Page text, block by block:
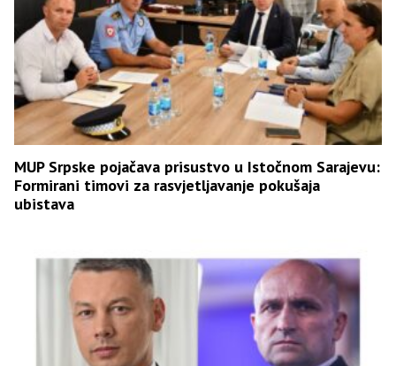
MUP Srpske pojačava prisustvo u Istočnom Sarajevu:
Formirani timovi za rasvjetljavanje pokušaja
ubistava